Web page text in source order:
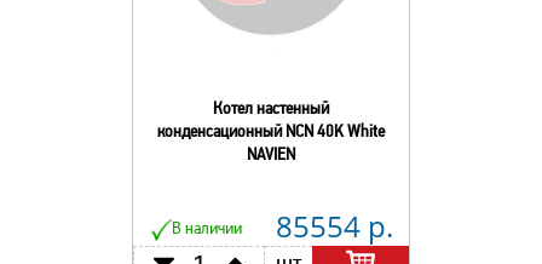
Котел настенный
конденсационный NCN 40K White
NAVIEN
В наличии 85554 р.